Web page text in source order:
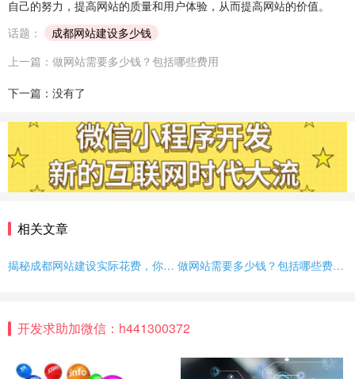
自己的努力，提高网站的质量和用户体验，从而提高网站的价值。
话题：
成都网站建设多少钱
上一篇：做网站需要多少钱？包括哪些费用
下一篇：没有了
相关文章
揭秘成都网站建设实际花费，你想知道多少钱？ 做网站需要多少钱？包括哪些费用？以后还会有其他费用吗？
开发求助加微信：h441300372